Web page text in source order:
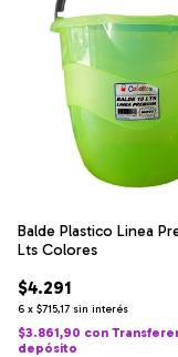
Balde Plastico Linea
Lts Colores
$4.291
6 x $715,17 sin interés
$3.861,90 con
depósito